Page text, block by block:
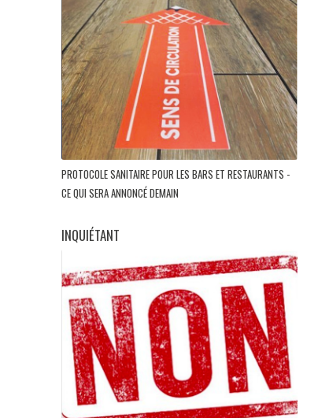
PROTOCOLE SANITAIRE POUR LES BARS ET RESTAURANTS -
CE QUI SERA ANNONCÉ DEMAIN
INQUIÉTANT